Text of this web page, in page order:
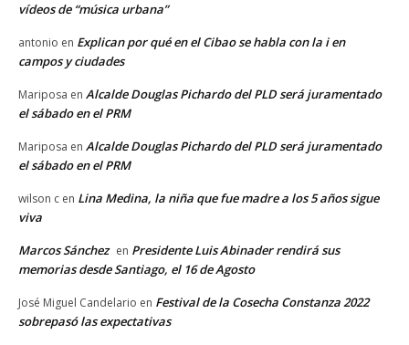
vídeos de “música urbana”
antonio en Explican por qué en el Cibao se habla con la i en
campos y ciudades
Mariposa en Alcalde Douglas Pichardo del PLD será juramentado
el sábado en el PRM
Mariposa en Alcalde Douglas Pichardo del PLD será juramentado
el sábado en el PRM
wilson c en Lina Medina, la niña que fue madre a los 5 años sigue
viva
Marcos Sánchez en Presidente Luis Abinader rendirá sus
memorias desde Santiago, el 16 de Agosto
José Miguel Candelario en Festival de la Cosecha Constanza 2022
sobrepasó las expectativas